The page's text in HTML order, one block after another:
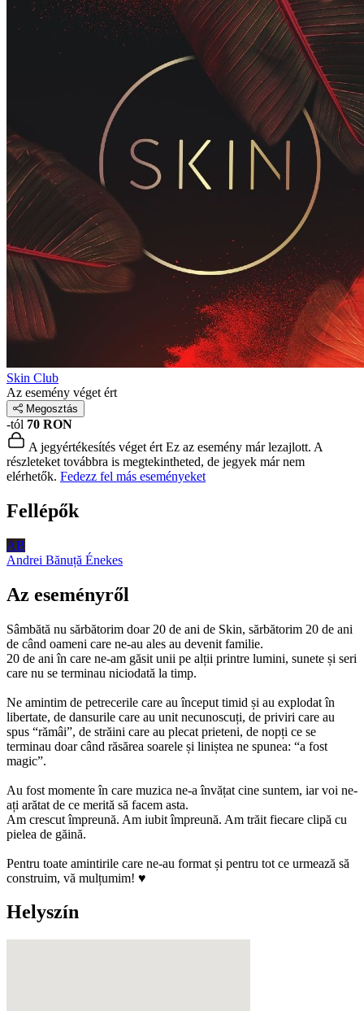
Skin Club
Az esemény véget ért
Megosztás
-tól 70 RON
A jegyértékesítés véget ért Ez az esemény már lezajlott. A
részleteket továbbra is megtekintheted, de jegyek már nem
elérhetők. Fedezz fel más eseményeket
Fellépők
AB
Andrei Bănuță Énekes
Az eseményről
Sâmbătă nu sărbătorim doar 20 de ani de Skin, sărbătorim 20 de ani
de când oameni care ne-au ales au devenit familie.
20 de ani în care ne-am găsit unii pe alții printre lumini, sunete și seri
care nu se terminau niciodată la timp.
Ne amintim de petrecerile care au început timid și au explodat în
libertate, de dansurile care au unit necunoscuți, de priviri care au
spus “rămâi”, de străini care au plecat prieteni, de nopți ce se
terminau doar când răsărea soarele și liniștea ne spunea: “a fost
magic”.
Au fost momente în care muzica ne-a învățat cine suntem, iar voi ne-
ați arătat de ce merită să facem asta.
Am crescut împreună. Am iubit împreună. Am trăit fiecare clipă cu
pielea de găină.
Pentru toate amintirile care ne-au format și pentru tot ce urmează să
construim, vă mulțumim! ♥️
Helyszín